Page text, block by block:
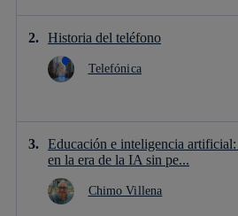
Historia del teléfono
Telefónica
Educación e inteligencia
en la era de la IA sin pe...
Chimo Villena